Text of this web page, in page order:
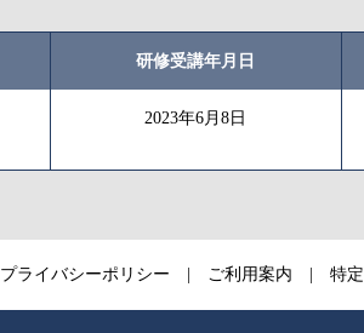
研修受講年月日
2023年6月8日
プライバシーポリシー ご利用案内 特